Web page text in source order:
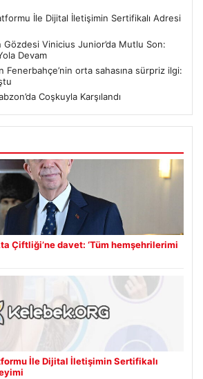
İle Dijital İletişimin Sertifikalı Adresi
Vinicius Junior’da Mutlu Son:
Devam
Fenerbahçe’nin orta sahasına sürpriz ilgi:
Coşkuyla Karşılandı
Çiftliği’ne davet: ‘Tüm hemşehrilerimi
İle Dijital İletişimin Sertifikalı